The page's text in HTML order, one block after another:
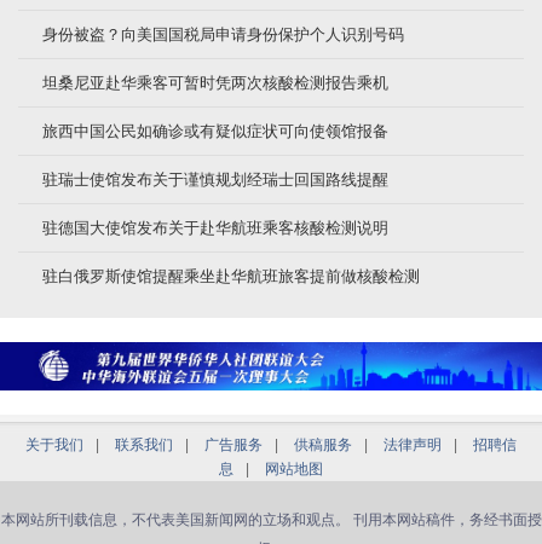
身份被盗？向美国国税局申请身份保护个人识别号码
坦桑尼亚赴华乘客可暂时凭两次核酸检测报告乘机
旅西中国公民如确诊或有疑似症状可向使领馆报备
驻瑞士使馆发布关于谨慎规划经瑞士回国路线提醒
驻德国大使馆发布关于赴华航班乘客核酸检测说明
驻白俄罗斯使馆提醒乘坐赴华航班旅客提前做核酸检测
关于我们 | 联系我们 | 广告服务 | 供稿服务 | 法律声明 |
招聘信
息
| 网站地图
本网站所刊载信息，不代表美国新闻网的立场和观点。 刊用本网站稿件，务经书面授